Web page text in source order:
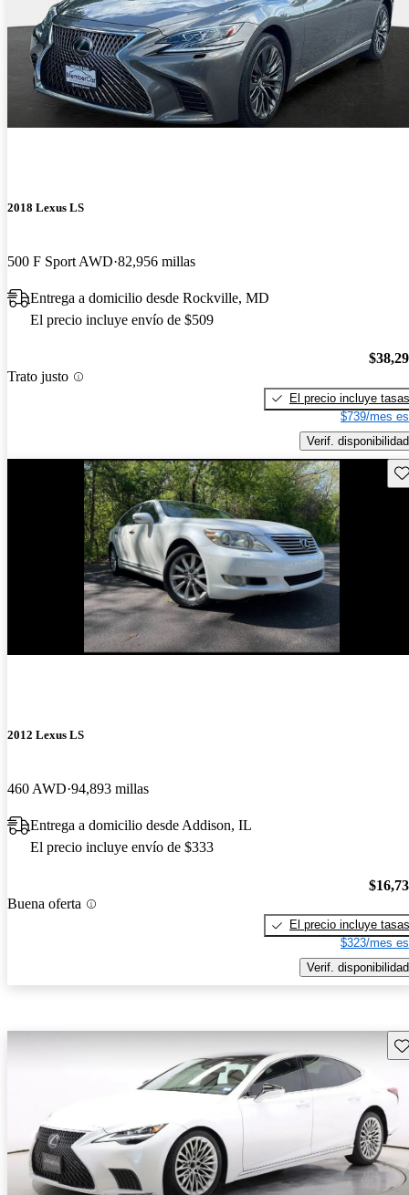
2018 Lexus LS
500 F Sport AWD 82,956 millas
Entrega a domicilio desde Rockville, MD
El precio incluye envío de $509
Trato justo
El precio incluye tasas
$739/mes
Verif. disponibilidad
2012 Lexus LS
460 AWD 94,893 millas
Entrega a domicilio desde Addison, IL
El precio incluye envío de $333
Buena oferta
El precio incluye tasas
$323/mes
Verif. disponibilidad